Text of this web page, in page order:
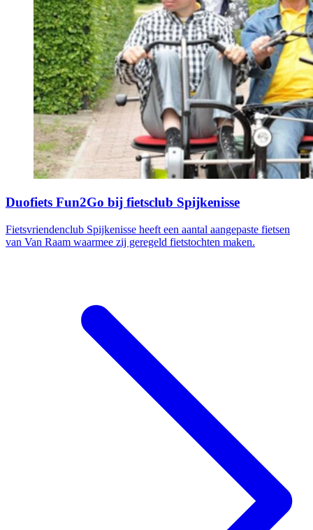
Duofiets Fun2Go bij fietsclub Spijkenisse
Fietsvriendenclub Spijkenisse heeft een aantal aangepaste fietsen
van Van Raam waarmee zij geregeld fietstochten maken.